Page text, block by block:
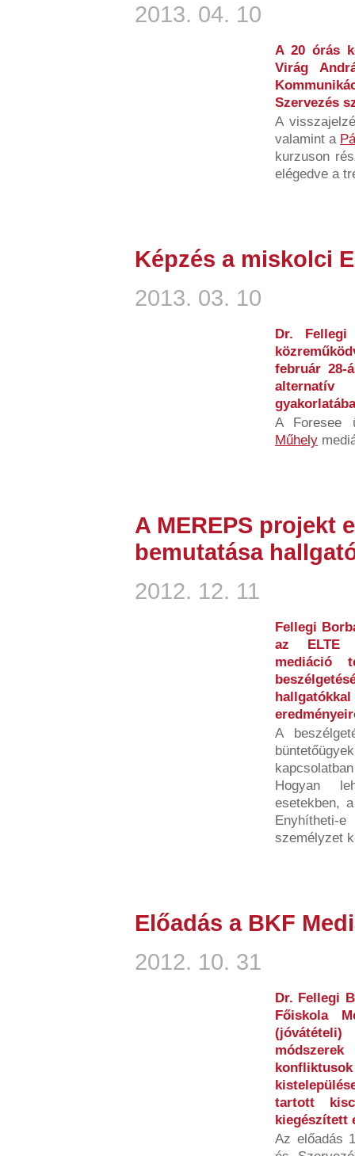
2013. 04. 10
A 20 órás
Virág
Szervezés
A
valamint a
kurzuson
elégedve a
Képzés a miskolci
2013. 03. 10
Dr. Fellegi
február 28-
alternatív
A Foresee
Műhely
A MEREPS projekt
bemutatása
2012. 12. 11
Fellegi
az ELTE
mediáció
A
Hogyan
esetekben,
Enyhítheti-
személyzet
Előadás a BKF
2012. 10. 31
Dr. Fellegi
Főiskola
tartott
kiegészített
Az előadás